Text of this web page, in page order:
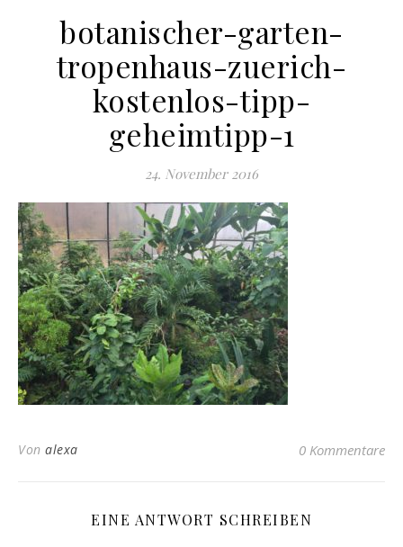
botanischer-garten-
tropenhaus-zuerich-
kostenlos-tipp-
geheimtipp-1
24. November 2016
Von alexa 0 Kommentare
EINE ANTWORT SCHREIBEN